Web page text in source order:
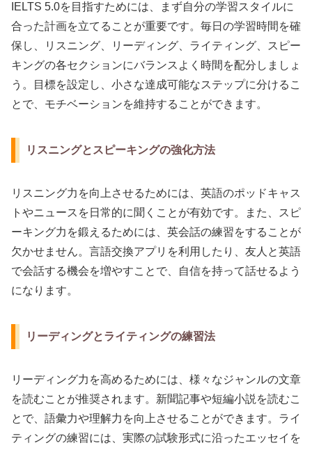
IELTS 5.0を目指すためには、まず自分の学習スタイルに
合った計画を立てることが重要です。毎日の学習時間を確
保し、リスニング、リーディング、ライティング、スピー
キングの各セクションにバランスよく時間を配分しましょ
う。目標を設定し、小さな達成可能なステップに分けるこ
とで、モチベーションを維持することができます。
リスニングとスピーキングの強化方法
リスニング力を向上させるためには、英語のポッドキャス
トやニュースを日常的に聞くことが有効です。また、スピ
ーキング力を鍛えるためには、英会話の練習をすることが
欠かせません。言語交換アプリを利用したり、友人と英語
で会話する機会を増やすことで、自信を持って話せるよう
になります。
リーディングとライティングの練習法
リーディング力を高めるためには、様々なジャンルの文章
を読むことが推奨されます。新聞記事や短編小説を読むこ
とで、語彙力や理解力を向上させることができます。ライ
ティングの練習には、実際の試験形式に沿ったエッセイを